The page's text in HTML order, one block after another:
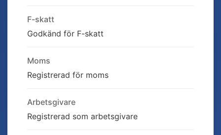
F-skatt
Godkänd för F-skatt
Moms
Registrerad för moms
Arbetsgivare
Registrerad som arbetsgivare